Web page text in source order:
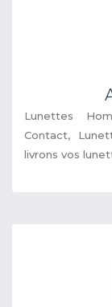
Lunettes
Contact,
livrons vos